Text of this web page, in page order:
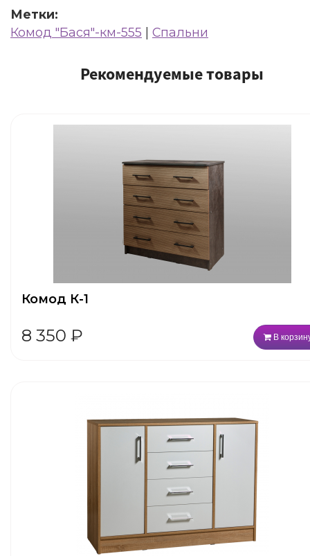
Метки:
Комод "Бася"-км-555
Спальни
Рекомендуемые товары
Комод К-1
8 350 ₽ В